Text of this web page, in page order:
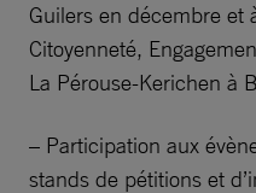
Guilers en décembre et
Citoyenneté,
La Pérouse-Kerichen à
– Participation aux
stands de pétitions et